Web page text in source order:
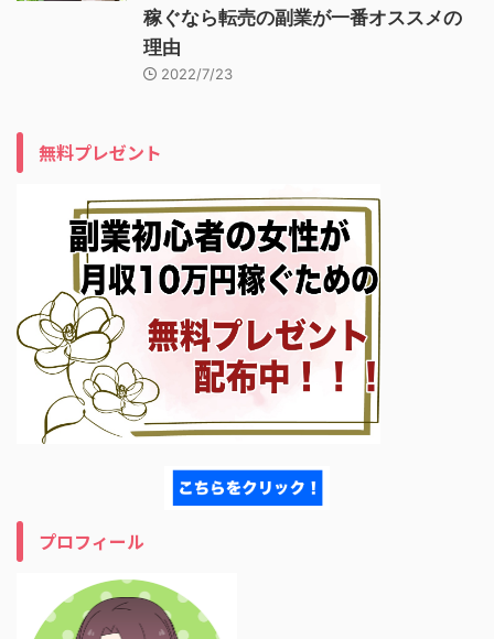
稼ぐなら転売の副業が一番オススメの
理由
2022/7/23
無料プレゼント
プロフィール